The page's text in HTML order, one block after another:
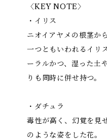
〈KEY NOTE〉
・イリス
ニオイアヤメの根茎か
一つともいわれるイリ
ーラルかつ、湿った土
りも同時に併せ持つ。
・ダチュラ
毒性が高く、幻覚を見
のような姿をした花。